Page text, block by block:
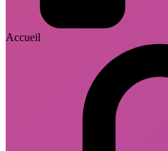
Accueil